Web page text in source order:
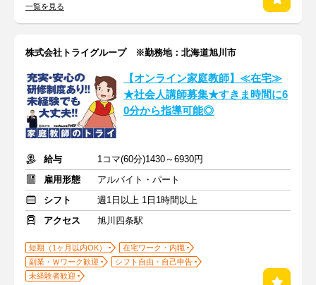
一覧を見る
株式会社トライグループ ※勤務地：北海道旭川市
【オンライン家庭教師】≪在宅≫
★社会人講師募集★すきま時間に6
0分から指導可能◎
給与
1コマ(60分)1430～6930円
雇用形態
アルバイト・パート
シフト
週1日以上 1日1時間以上
アクセス
旭川四条駅
短期（1ヶ月以内OK）
在宅ワーク・内職
副業・Ｗワーク歓迎
シフト自由・自己申告
未経験者歓迎